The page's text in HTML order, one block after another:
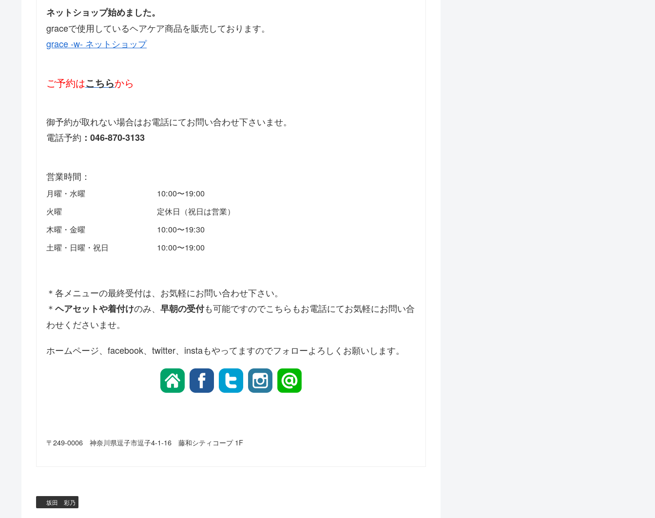
ネットショップ始めました。
graceで使用しているヘアケア商品を販売しております。
grace -w- ネットショップ
ご予約はこちらから
御予約が取れない場合はお電話にてお問い合わせ下さいませ。
電話予約 ：046-870-3133
営業時間：
月曜・水曜
10:00〜19:00
火曜
定休日（祝日は営業）
木曜・金曜
10:00〜19:30
土曜・日曜・祝日
10:00〜19:00
＊各メニューの最終受付は、お気軽にお問い合わせ下さい。
＊ヘアセットや着付けのみ、 早朝の受付も可能ですのでこちらもお電話にてお気軽にお問い合
わせくださいませ。
ホームページ、facebook、twitter、instaもやってますのでフォローよろしくお願いします。
〒249-0006 神奈川県逗子市逗子4-1-16 藤和シティコープ 1F
坂田 彩乃